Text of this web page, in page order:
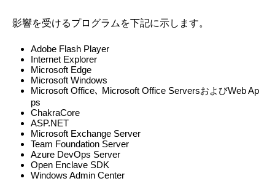
影響を受けるプログラムを下記に示します。
Adobe Flash Player
Internet Explorer
Microsoft Edge
Microsoft Windows
Microsoft Office､ Microsoft Office ServersおよびWeb Ap
ps
ChakraCore
ASP.NET
Microsoft Exchange Server
Team Foundation Server
Azure DevOps Server
Open Enclave SDK
Windows Admin Center